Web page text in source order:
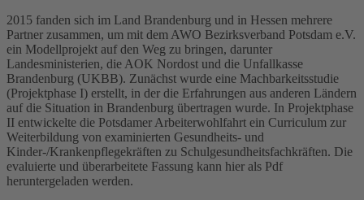
2015 fanden sich im Land Brandenburg und in Hessen mehrere
Partner zusammen, um mit dem AWO Bezirksverband Potsdam e.V.
ein Modellprojekt auf den Weg zu bringen, darunter
Landesministerien, die AOK Nordost und die Unfallkasse
Brandenburg (UKBB). Zunächst wurde eine Machbarkeitsstudie
(Projektphase I) erstellt, in der die Erfahrungen aus anderen Ländern
auf die Situation in Brandenburg übertragen wurde. In Projektphase
II entwickelte die Potsdamer Arbeiterwohlfahrt ein Curriculum zur
Weiterbildung von examinierten Gesundheits- und
Kinder-/Krankenpflegekräften zu Schulgesundheitsfachkräften. Die
evaluierte und überarbeitete Fassung kann hier als Pdf
heruntergeladen werden.